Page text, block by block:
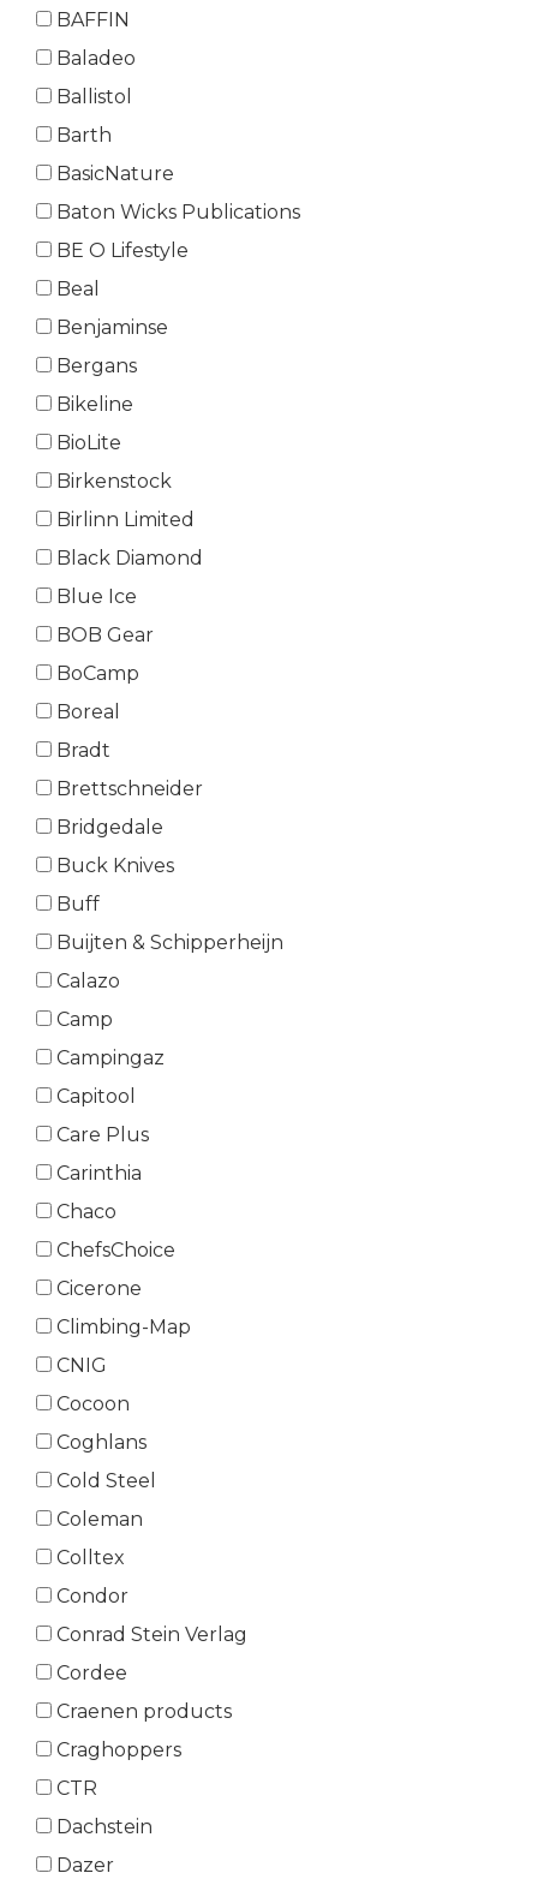
BAFFIN
Baladeo
Ballistol
Barth
BasicNature
Baton Wicks Publications
BE O Lifestyle
Beal
Benjaminse
Bergans
Bikeline
BioLite
Birkenstock
Birlinn Limited
Black Diamond
Blue Ice
BOB Gear
BoCamp
Boreal
Bradt
Brettschneider
Bridgedale
Buck Knives
Buff
Buijten & Schipperheijn
Calazo
Camp
Campingaz
Capitool
Care Plus
Carinthia
Chaco
ChefsChoice
Cicerone
Climbing-Map
CNIG
Cocoon
Coghlans
Cold Steel
Coleman
Colltex
Condor
Conrad Stein Verlag
Cordee
Craenen products
Craghoppers
CTR
Dachstein
Dazer